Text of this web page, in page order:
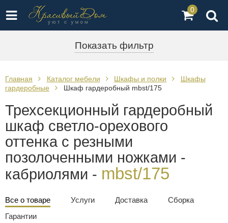
0
Показать фильтр
Главная Каталог мебели Шкафы и полки
Шкафы
гардеробные
Шкаф гардеробный mbst/175
Трехсекционный гардеробный
шкаф светло-орехового
оттенка с резными
позолоченными ножками -
кабриолями - mbst/175
Все о товаре Услуги Доставка
Сборка
Гарантии